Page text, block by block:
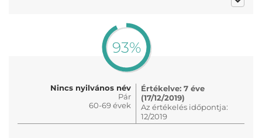
93%
Nincs nyilvános név
Pár
60-69 évek
Értékelve: 7 éve
(17/12/2019)
Az értékelés időpontja:
12/2019